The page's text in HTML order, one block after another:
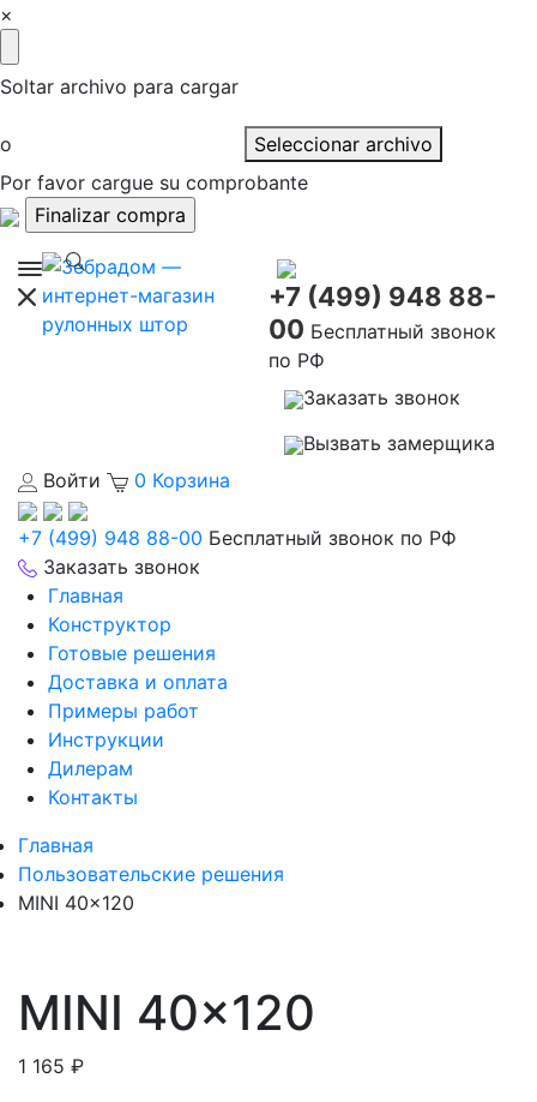
×
Soltar archivo para cargar
o
Seleccionar archivo
Por favor cargue su comprobante
+7 (499) 948 88-
00 Бесплатный звонок
по РФ
Заказать звонок
Вызвать замерщика
Войти
0 Корзина
+7 (499) 948 88-00 Бесплатный звонок по РФ
Заказать звонок
Главная
Конструктор
Готовые решения
Доставка и оплата
Примеры работ
Инструкции
Дилерам
Контакты
Главная
Пользовательские решения
MINI 40×120
MINI 40×120
1 165 ₽